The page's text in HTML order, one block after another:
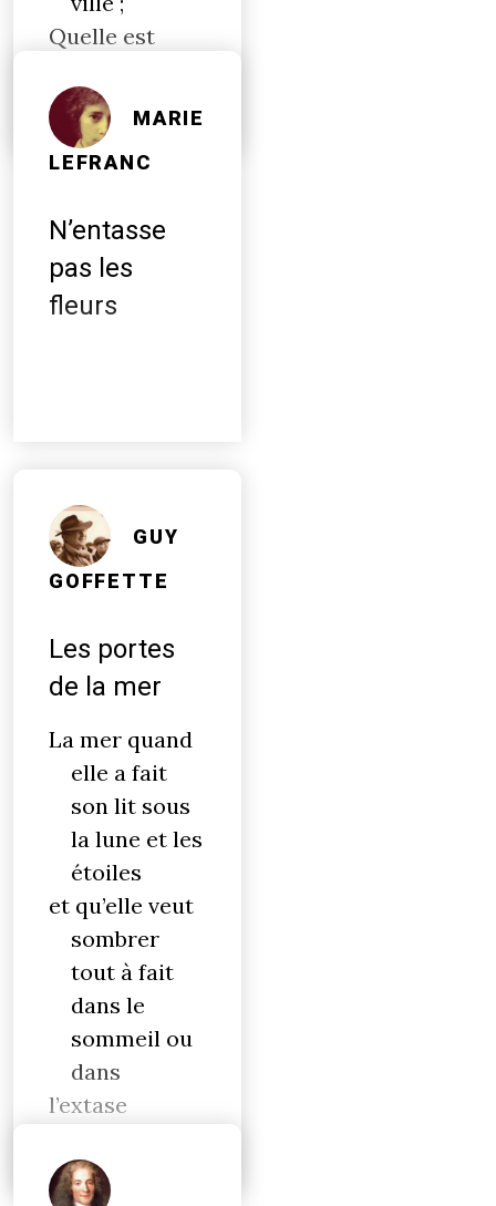
Quelle est
langueur
MARIE
LEFRANC
N’entasse
pas les
fleurs
GUY
GOFFETTE
Les portes
de la mer
La mer quand
elle a fait
son lit sous
la lune et les
étoiles
et qu’elle veut
sombrer
tout à fait
dans le
sommeil ou
dans
l’extase